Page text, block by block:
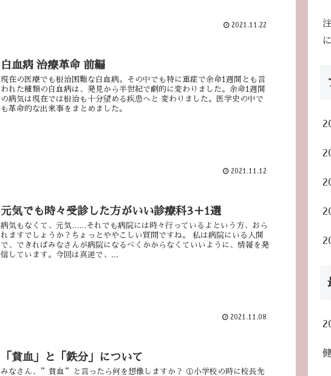
2021.11.22
白血病 治療革命 前編
現在の医療でも根治困難な白血病。その中でも特に重症で余命1週間とも言
われた種類の白血病は、発見から半世紀で劇的に変わりました。余命1週間
の病気は現在では根治も十分望める疾患へと 変わりました。医学史の中で
も革命的な出来事をまとめました。
2021.11.12
元気でも時々受診した方がいい診療科3＋1選
病気もなくて、元気……それでも病院には時々行っているよという方、おら
れますでしょうか？ちょっとややこしい質問ですね。 私は病院にいる人間
で、できればみなさんが病院になるべくかからなくていいように、情報を発
信しています。今回は真逆で、...
2021.11.08
「貧血」と「鉄分」について
みなさん、”貧血”と言ったら何を想像しますか？ ①小学校の時に校長先